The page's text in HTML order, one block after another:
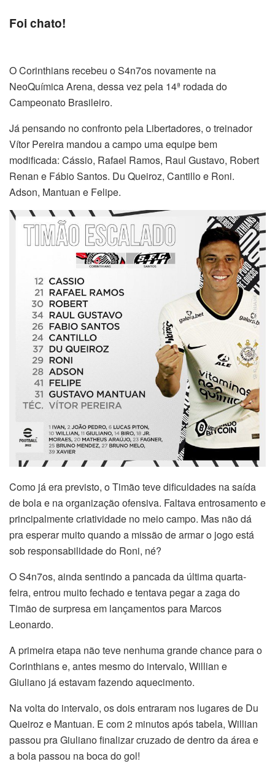
Foi chato!
O Corinthians recebeu o S4n7os novamente na
NeoQuímica Arena, dessa vez pela 14ª rodada do
Campeonato Brasileiro.
Já pensando no confronto pela Libertadores, o treinador
Vítor Pereira mandou a campo uma equipe bem
modificada: Cássio, Rafael Ramos, Raul Gustavo, Robert
Renan e Fábio Santos. Du Queiroz, Cantillo e Roni.
Adson, Mantuan e Felipe.
Como já era previsto, o Timão teve dificuldades na saída
de bola e na organização ofensiva. Faltava entrosamento e
principalmente criatividade no meio campo. Mas não dá
pra esperar muito quando a missão de armar o jogo está
sob responsabilidade do Roni, né?
O S4n7os, ainda sentindo a pancada da última quarta-
feira, entrou muito fechado e tentava pegar a zaga do
Timão de surpresa em lançamentos para Marcos
Leonardo.
A primeira etapa não teve nenhuma grande chance para o
Corinthians e, antes mesmo do intervalo, Willian e
Giuliano já estavam fazendo aquecimento.
Na volta do intervalo, os dois entraram nos lugares de Du
Queiroz e Mantuan. E com 2 minutos após tabela, Willian
passou pra Giuliano finalizar cruzado de dentro da área e
a bola passou na boca do gol!